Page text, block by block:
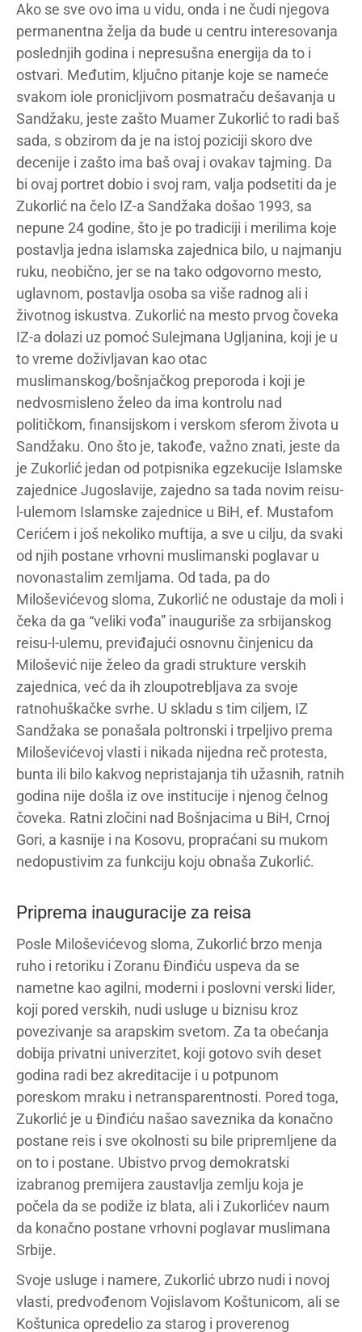
Ako se sve ovo ima u vidu, onda i ne čudi njegova
permanentna želja da bude u centru interesovanja
poslednjih godina i nepresušna energija da to i
ostvari. Međutim, ključno pitanje koje se nameće
svakom iole pronicljivom posmatraču dešavanja u
Sandžaku, jeste zašto Muamer Zukorlić to radi baš
sada, s obzirom da je na istoj poziciji skoro dve
decenije i zašto ima baš ovaj i ovakav tajming. Da
bi ovaj portret dobio i svoj ram, valja podsetiti da je
Zukorlić na čelo IZ-a Sandžaka došao 1993, sa
nepune 24 godine, što je po tradiciji i merilima koje
postavlja jedna islamska zajednica bilo, u najmanju
ruku, neobično, jer se na tako odgovorno mesto,
uglavnom, postavlja osoba sa više radnog ali i
životnog iskustva. Zukorlić na mesto prvog čoveka
IZ-a dolazi uz pomoć Sulejmana Ugljanina, koji je u
to vreme doživljavan kao otac
muslimanskog/bošnjačkog preporoda i koji je
nedvosmisleno želeo da ima kontrolu nad
političkom, finansijskom i verskom sferom života u
Sandžaku. Ono što je, takođe, važno znati, jeste da
je Zukorlić jedan od potpisnika egzekucije Islamske
zajednice Jugoslavije, zajedno sa tada novim reisu-
l-ulemom Islamske zajednice u BiH, ef. Mustafom
Cerićem i još nekoliko muftija, a sve u cilju, da svaki
od njih postane vrhovni muslimanski poglavar u
novonastalim zemljama. Od tada, pa do
Miloševićevog sloma, Zukorlić ne odustaje da moli i
čeka da ga “veliki vođa” inauguriše za srbijanskog
reisu-l-ulemu, previđajući osnovnu činjenicu da
Milošević nije želeo da gradi strukture verskih
zajednica, već da ih zloupotrebljava za svoje
ratnohuškačke svrhe. U skladu s tim ciljem, IZ
Sandžaka se ponašala poltronski i trpeljivo prema
Miloševićevoj vlasti i nikada nijedna reč protesta,
bunta ili bilo kakvog nepristajanja tih užasnih, ratnih
godina nije došla iz ove institucije i njenog čelnog
čoveka. Ratni zločini nad Bošnjacima u BiH, Crnoj
Gori, a kasnije i na Kosovu, propraćani su mukom
nedopustivim za funkciju koju obnaša Zukorlić.
Priprema inauguracije za reisa
Posle Miloševićevog sloma, Zukorlić brzo menja
ruho i retoriku i Zoranu Đinđiću uspeva da se
nametne kao agilni, moderni i poslovni verski lider,
koji pored verskih, nudi usluge u biznisu kroz
povezivanje sa arapskim svetom. Za ta obećanja
dobija privatni univerzitet, koji gotovo svih deset
godina radi bez akreditacije i u potpunom
poreskom mraku i netransparentnosti. Pored toga,
Zukorlić je u Đinđiću našao saveznika da konačno
postane reis i sve okolnosti su bile pripremljene da
on to i postane. Ubistvo prvog demokratski
izabranog premijera zaustavlja zemlju koja je
počela da se podiže iz blata, ali i Zukorlićev naum
da konačno postane vrhovni poglavar muslimana
Srbije.
Svoje usluge i namere, Zukorlić ubrzo nudi i novoj
vlasti, predvođenom Vojislavom Koštunicom, ali se
Koštunica opredelio za starog i proverenog